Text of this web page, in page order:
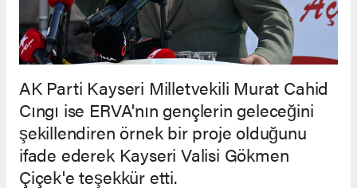
AK Parti Kayseri Milletvekili Murat Cahid
Cıngı ise ERVA'nın gençlerin geleceğini
şekillendiren örnek bir proje olduğunu
ifade ederek Kayseri Valisi Gökmen
Çiçek'e teşekkür etti.